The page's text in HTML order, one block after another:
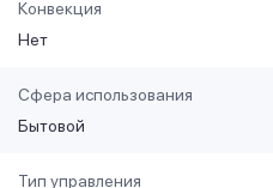
Конвекция
Нет
Сфера использования
Бытовой
Тип управления